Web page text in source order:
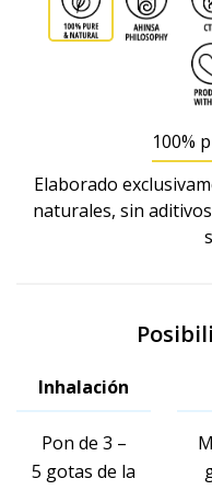
100%
Elaborado
naturales, sin
Inhalación
Pon de 3 –
5 gotas de la